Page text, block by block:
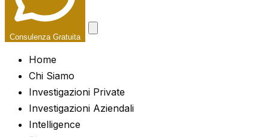
Consulenza Gratuita
Home
Chi Siamo
Investigazioni Private
Investigazioni Aziendali
Intelligence